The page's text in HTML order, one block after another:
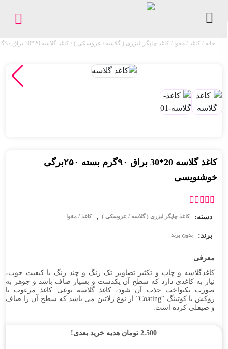
خانه /کاغذ / مقوا /کاغذ چاپگر لیزری ( گلاسه / عروسکی ) / کاغذ گلاسه 20*30 براق ۹۰گرم بسته ۲۵۰برگی خوشنویسی
کاغذ گلاسه 20*30 براق ۹۰گرم بسته ۲۵۰برگی
خوشنویسی
دسته: کاغذ چاپگر لیزری ( گلاسه / عروسکی ) , کاغذ / مقوا
برند: بدون برند
معرفی
کاغذگلاسه و چاپ و تکثیر تصاویر تک رنگ و چند رنگ با کیفیت خوب،
نیاز به کاغذی دارد که سطح آن یکدست و بسیار صاف باشد و جوهر به
صورت یکنواخت جذب آن شود، کاغذ گلاسه نوعی کاغذ مرغوب با
روکش یا کوتینگ “Coating” از نوع ژلاتین می باشد که سطح آن را صاف
و صیقلی کرده است.
2.500 تومان هدیه خرید بعدی!
لوازم
اداری
ملزومات
فروشگاه
پیگیری
تماس
ما